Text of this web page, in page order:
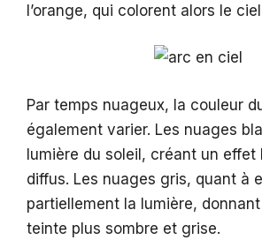
l’orange, qui colorent alors le
Par temps nuageux, la couleur
également varier. Les nuages
lumière du soleil, créant un effet
diffus. Les nuages gris, quant à
partiellement la lumière,
teinte plus sombre et grise.